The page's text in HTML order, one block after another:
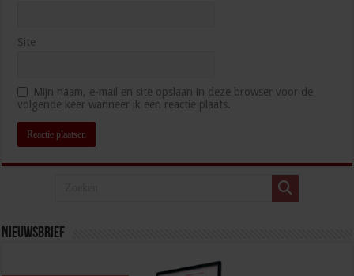
Site
Mijn naam, e-mail en site opslaan in deze browser voor de
volgende keer wanneer ik een reactie plaats.
Nieuwsbrief